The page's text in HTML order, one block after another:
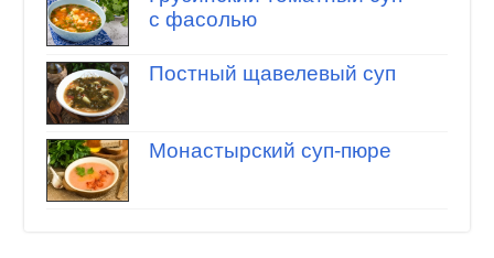
с фасолью
Постный щавелевый суп
Монастырский суп-пюре